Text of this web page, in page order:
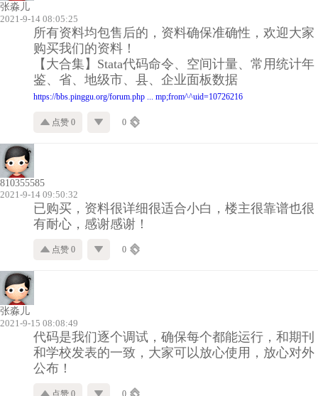
张淼儿
2021-9-14 08:05:25
所有资料均包售后的，资料确保准确性，欢迎大家
购买我们的资料！
【大合集】Stata代码命令、空间计量、常用统计年
鉴、省、地级市、县、企业面板数据
https://bbs.pinggu.org/forum.php ... mp;from^^uid=10726216
点赞 0 0
810355585
2021-9-14 09:50:32
已购买，资料很详细很适合小白，楼主很靠谱也很
有耐心，感谢感谢！
点赞 0 0
张淼儿
2021-9-15 08:08:49
代码是我们逐个调试，确保每个都能运行，和期刊
和学校发表的一致，大家可以放心使用，放心对外
公布！
点赞 0 0